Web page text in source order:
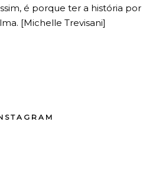
é porque ter a história por
[Michelle Trevisani]